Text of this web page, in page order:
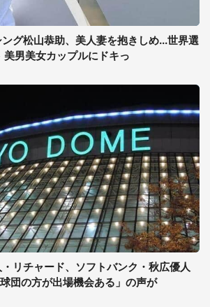
グ松山恭助、美人妻を抱きしめ...世界選
男美女カップルにドキっ
リチャード、ソフトバンク・秋広優人
団の方が出場機会ある」の声が